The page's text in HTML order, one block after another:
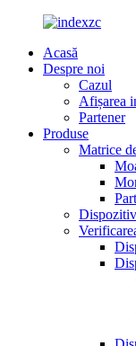
Acasă
Despre noi
Cazul
Afișarea
Partener
Produse
Matrice